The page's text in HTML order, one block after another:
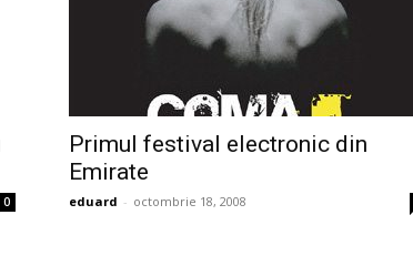
0
Primul festival electronic din
Emirate
eduard - octombrie 18, 2008